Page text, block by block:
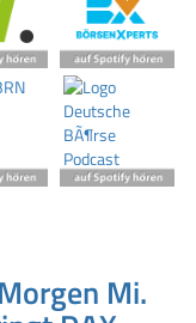
Mi.